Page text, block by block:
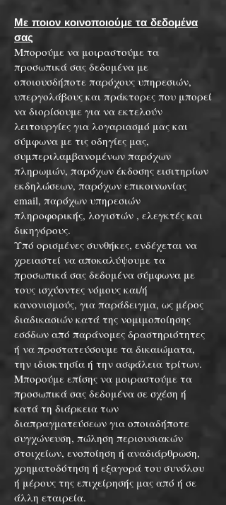
Με ποιον κοινοποιούμε τα δεδομένα
σας
Μπορούμε να μοιραστούμε τα
προσωπικά σας δεδομένα με
οποιουσδήποτε παρόχους υπηρεσιών,
υπεργολάβους και πράκτορες που μπορεί
να διορίσουμε για να εκτελούν
λειτουργίες για λογαριασμό μας και
σύμφωνα με τις οδηγίες μας,
συμπεριλαμβανομένων παρόχων
πληρωμών, παρόχων έκδοσης εισιτηρίων
εκδηλώσεων, παρόχων επικοινωνίας
email, παρόχων υπηρεσιών
πληροφορικής, λογιστών , ελεγκτές και
δικηγόρους.
Υπό ορισμένες συνθήκες, ενδέχεται να
χρειαστεί να αποκαλύψουμε τα
προσωπικά σας δεδομένα σύμφωνα με
τους ισχύοντες νόμους και/ή
κανονισμούς, για παράδειγμα, ως μέρος
διαδικασιών κατά της νομιμοποίησης
εσόδων από παράνομες δραστηριότητες
ή να προστατεύσουμε τα δικαιώματα,
την ιδιοκτησία ή την ασφάλεια τρίτων.
Μπορούμε επίσης να μοιραστούμε τα
προσωπικά σας δεδομένα σε σχέση ή
κατά τη διάρκεια των
διαπραγματεύσεων για οποιαδήποτε
συγχώνευση, πώληση περιουσιακών
στοιχείων, ενοποίηση ή αναδιάρθρωση,
χρηματοδότηση ή εξαγορά του συνόλου
ή μέρους της επιχείρησής μας από ή σε
άλλη εταιρεία.